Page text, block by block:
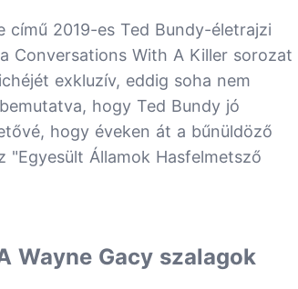
című 2019-es Ted Bundy-életrajzi
Conversations With A Killer sorozat
exkluzív, eddig soha nem
hogy Ted Bundy jó
hogy éveken át a bűnüldöző
Államok Hasfelmetsző
Wayne Gacy szalagok